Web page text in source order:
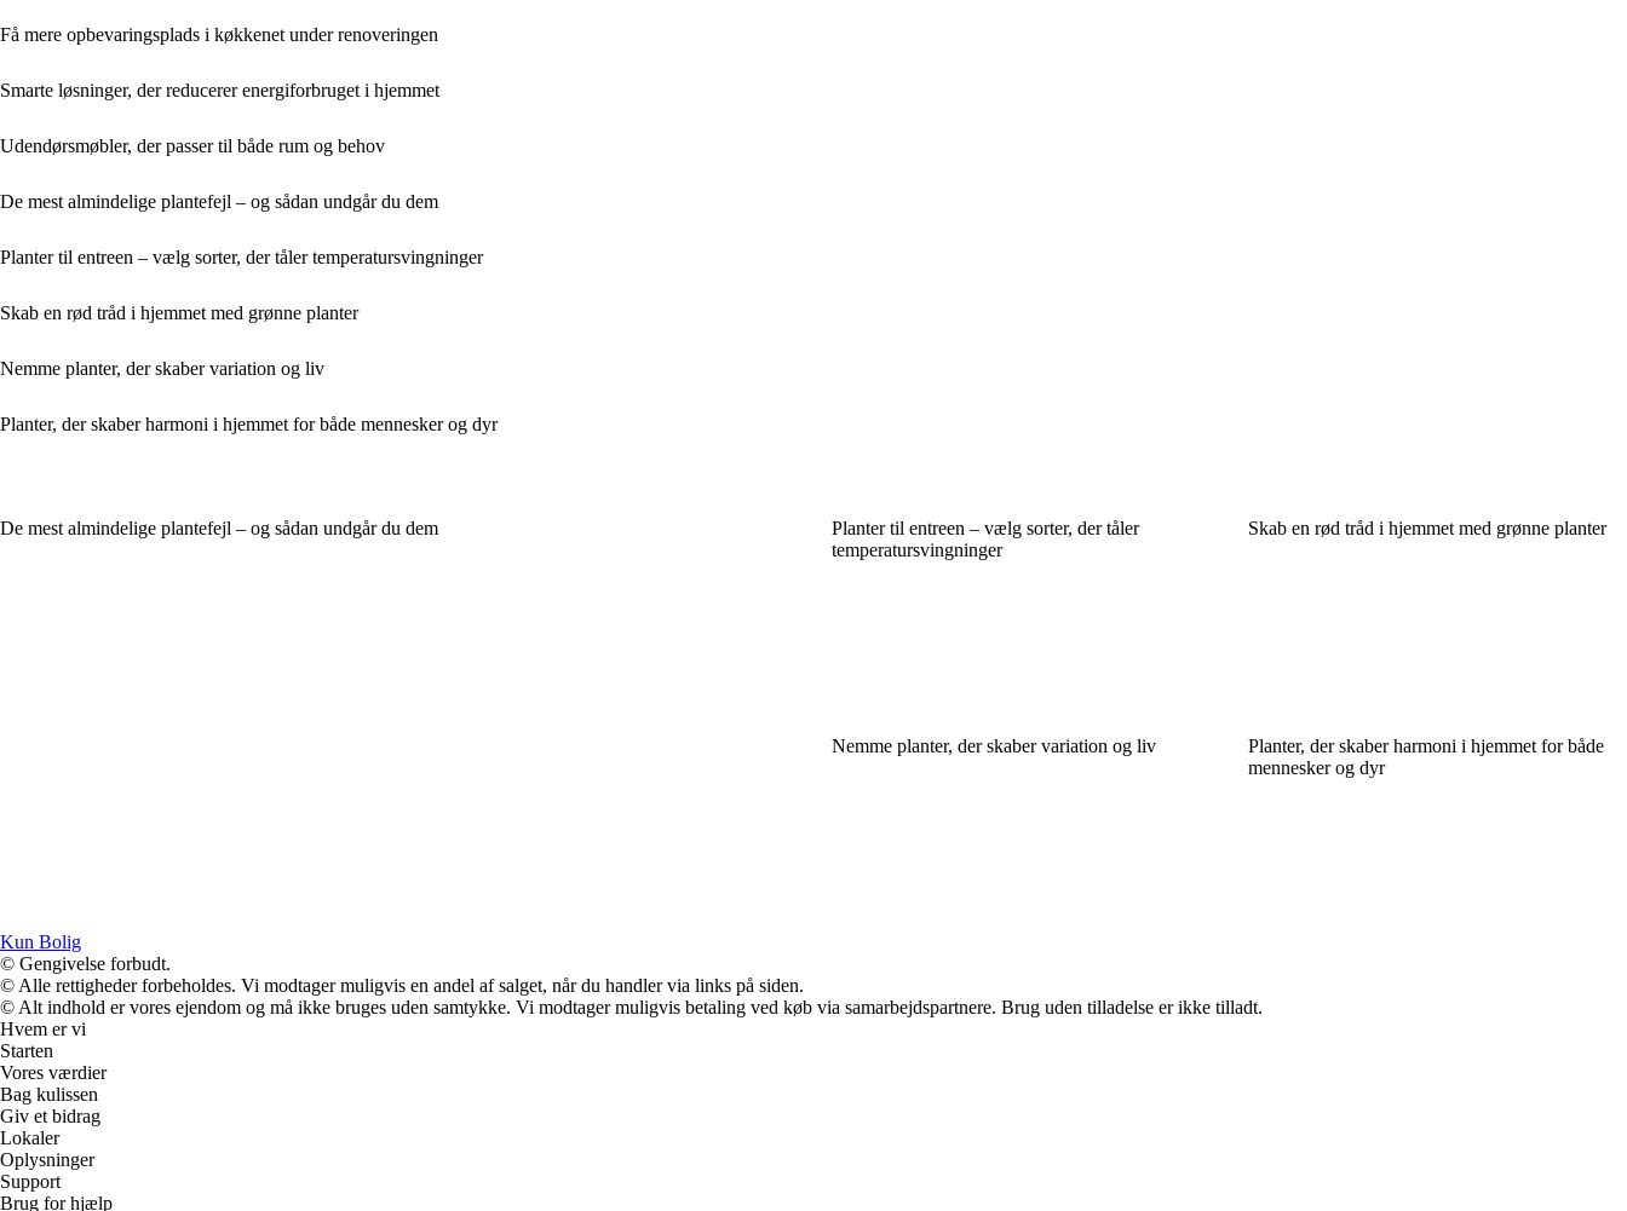
Få mere opbevaringsplads i køkkenet under renoveringen
Smarte løsninger, der reducerer energiforbruget i hjemmet
Udendørsmøbler, der passer til både rum og behov
De mest almindelige plantefejl – og sådan undgår du dem
Planter til entreen – vælg sorter, der tåler temperatursvingninger
Skab en rød tråd i hjemmet med grønne planter
Nemme planter, der skaber variation og liv
Planter, der skaber harmoni i hjemmet for både mennesker og dyr
De mest almindelige plantefejl – og sådan undgår du dem
Planter til entreen – vælg sorter, der tåler
temperatursvingninger
Skab en rød tråd i hjemmet med grønne planter
Nemme planter, der skaber variation og liv
Planter, der skaber harmoni i hjemmet for både
mennesker og dyr
Kun Bolig
© Gengivelse forbudt.
© Alle rettigheder forbeholdes. Vi modtager muligvis en andel af salget, når du handler via links på siden.
© Alt indhold er vores ejendom og må ikke bruges uden samtykke. Vi modtager muligvis betaling ved køb via samarbejdspartnere. Brug uden tilladelse er ikke tilladt.
Hvem er vi
Starten
Vores værdier
Bag kulissen
Giv et bidrag
Lokaler
Oplysninger
Support
Brug for hjælp